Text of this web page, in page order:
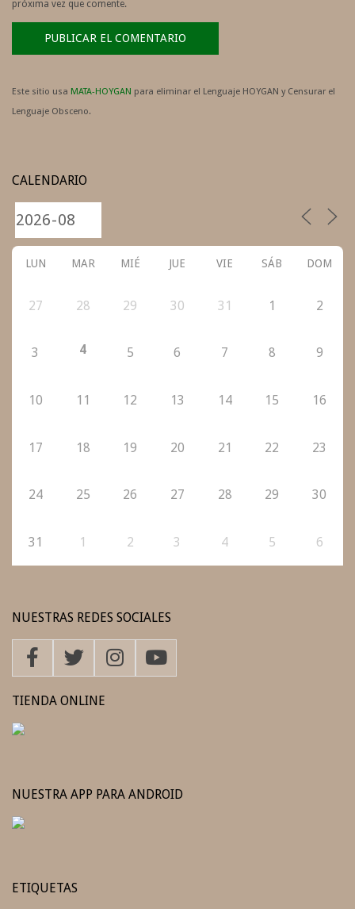
próxima vez que comente.
Este sitio usa MATA-HOYGAN para eliminar el Lenguaje HOYGAN y Censurar el
Lenguaje Obsceno.
CALENDARIO
LUN MAR MIÉ JUE VIE SÁB DOM
27 28 29 30 31 1 2
3 4 5 6 7 8 9
10 11 12 13 14 15 16
17 18 19 20 21 22 23
24 25 26 27 28 29 30
31 1 2 3 4 5 6
NUESTRAS REDES SOCIALES
TIENDA ONLINE
NUESTRA APP PARA ANDROID
ETIQUETAS